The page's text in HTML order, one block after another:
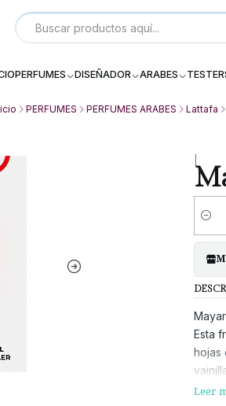
PERFUMES DISEÑADOR ARABES
Local P 6, Subterraneo (--2) Galeria
PERFUMES PERFUMES ARABES Lattafa
Esta
hojas
Leer